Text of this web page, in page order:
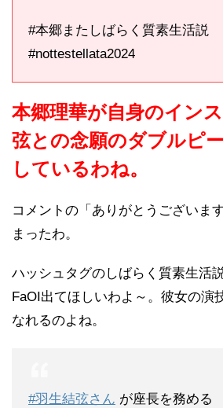
#本郷またしばらく質素生活説
#nottestellata2024
本郷理華が自身のイン
弦との念願のダブルピ
しているわね。
コメントの「ありがとうございま
まったわ。
ハッシュタグのしばらく質素生活
FaOI出てほしいわよ～。彼女の演
なれるのよね。
#羽生結弦さん が座長を務める